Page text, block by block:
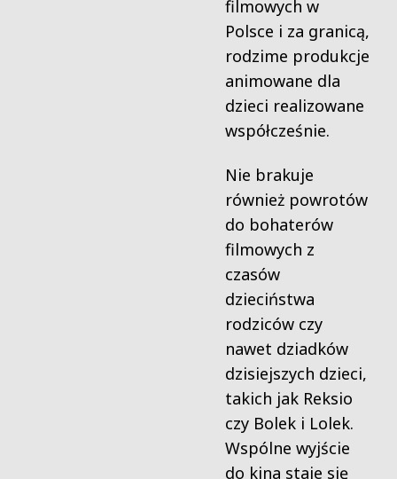
filmowych w
Polsce i za granicą,
rodzime produkcje
animowane dla
dzieci realizowane
współcześnie.
Nie brakuje
również powrotów
do bohaterów
filmowych z
czasów
dzieciństwa
rodziców czy
nawet dziadków
dzisiejszych dzieci,
takich jak Reksio
czy Bolek i Lolek.
Wspólne wyjście
do kina staje się